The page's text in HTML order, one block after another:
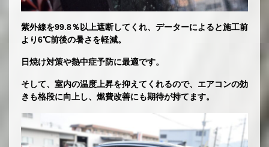
紫外線を99.8％以上遮断してくれ、データーによると施工前
より6℃前後の暑さを軽減。
日焼け対策や熱中症予防に最適です。
そして、室内の温度上昇を抑えてくれるので、エアコンの効
きも格段に向上し、燃費改善にも期待が持てます。